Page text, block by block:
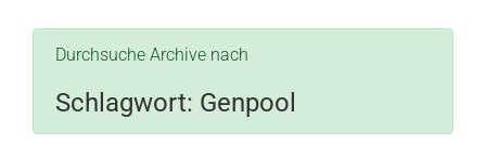
Durchsuche Archive nach
Schlagwort: Genpool